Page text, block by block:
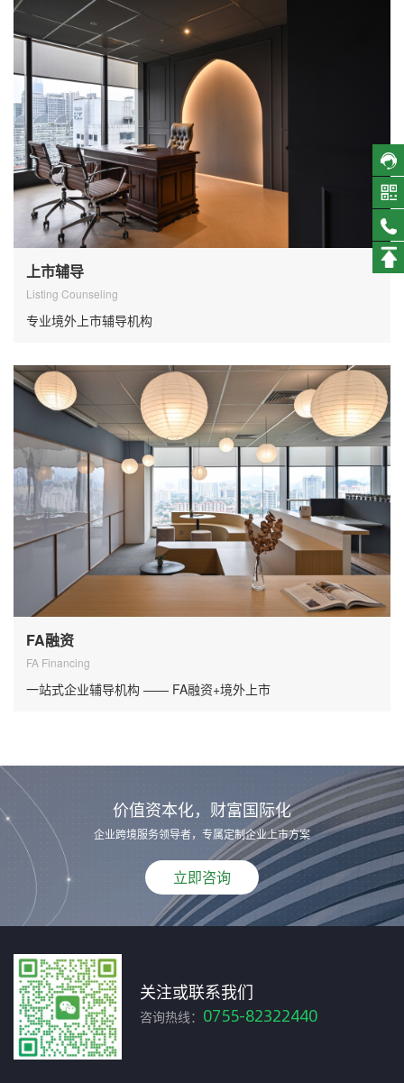
上市辅导
Listing Counseling
专业境外上市辅导机构
FA融资
FA Financing
一站式企业辅导机构 —— FA融资+境外上市
价值资本化，财富国际化
企业跨境服务领导者，专属定制企业上市方案
立即咨询
关注或联系我们
咨询热线： 0755-82322440